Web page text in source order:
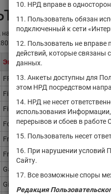
10. НРД вправе в
11. Пользователь обязан
подключенный к сети
12. Пользователь не вправе
действий, которые связаны
данных.
13. Анкеты доступны для
этом НРД посредством
14. НРД не несет
использования
перерывов и сбоев в работе
15. Пользователь несет
16. При нарушении условий
Сайту.
17. Все возможные споры
Редакция
ПОИСКА:
находящиеся на обслуживании
из 21383 найденных ценных
Эмитент/ИФ/ИП
FPX Nickel Corp.
First Majestic Silver Corp. акции
First Quantum Minerals Ltd.
Fortuna Mining Corp.
Franco Nevada Corporation
Frontera Energy Corporation
Galiano Gold Inc.
Gildan Activewear Inc.